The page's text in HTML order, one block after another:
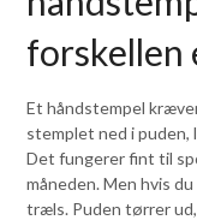
forskellen
Et håndstempel
stemplet ned i
Det fungerer fint til
måneden. Men hvis
træls. Puden tørrer